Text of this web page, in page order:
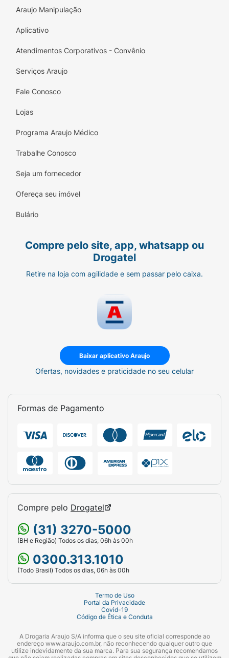
Hálito Puro Imediato:
diabéticos ou dietas restritivas.
Custo-Benefício:
não amassa e mantém a qualidade das
pastilhas.
Ficha Técnica:
Atributos:Zero Açúcar / Sugar Free.
Araujo Manipulação
Aplicativo
Atendimentos Corporativos - Convênio
Serviços Araujo
Fale Conosco
Lojas
Programa Araujo Médico
Trabalhe Conosco
Seja um fornecedor
Ofereça seu imóvel
Bulário
Compre pelo site, app, whatsapp ou
Drogatel
Retire na loja com agilidade e sem passar pelo caixa.
Baixar aplicativo Araujo
Ofertas, novidades e praticidade no seu celular
Formas de Pagamento
Compre pelo Drogatel
(31) 3270-5000
(BH e Região) Todos os dias, 06h às 00h
0300.313.1010
(Todo Brasil) Todos os dias, 06h às 00h
Termo de Uso
Portal da Privacidade
Covid-19
Código de Ética e Conduta
A Drogaria Araujo S/A informa que o seu site oficial corresponde ao
endereço www.araujo.com.br, não reconhecendo qualquer outro que
utilize indevidamente da sua marca. Para sua segurança recomendamos